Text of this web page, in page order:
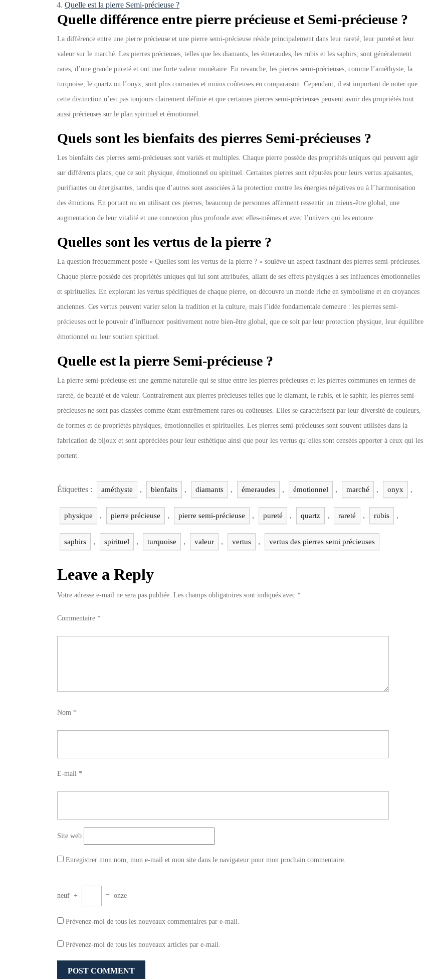
Quelle est la pierre Semi-précieuse ?
Quelle différence entre pierre précieuse et Semi-précieuse ?
La différence entre une pierre précieuse et une pierre semi-précieuse réside principalement dans leur rareté, leur pureté et leur
valeur sur le marché. Les pierres précieuses, telles que les diamants, les émeraudes, les rubis et les saphirs, sont généralement
rares, d’une grande pureté et ont une forte valeur monétaire. En revanche, les pierres semi-précieuses, comme l’améthyste, la
turquoise, le quartz ou l’onyx, sont plus courantes et moins coûteuses en comparaison. Cependant, il est important de noter que
cette distinction n’est pas toujours clairement définie et que certaines pierres semi-précieuses peuvent avoir des propriétés tout
aussi précieuses sur le plan spirituel et émotionnel.
Quels sont les bienfaits des pierres Semi-précieuses ?
Les bienfaits des pierres semi-précieuses sont variés et multiples. Chaque pierre possède des propriétés uniques qui peuvent agir
sur différents plans, que ce soit physique, émotionnel ou spirituel. Certaines pierres sont réputées pour leurs vertus apaisantes,
purifiantes ou énergisantes, tandis que d’autres sont associées à la protection contre les énergies négatives ou à l’harmonisation
des émotions. En portant ou en utilisant ces pierres, beaucoup de personnes affirment ressentir un mieux-être global, une
augmentation de leur vitalité et une connexion plus profonde avec elles-mêmes et avec l’univers qui les entoure.
Quelles sont les vertus de la pierre ?
La question fréquemment posée « Quelles sont les vertus de la pierre ? » soulève un aspect fascinant des pierres semi-précieuses.
Chaque pierre possède des propriétés uniques qui lui sont attribuées, allant de ses effets physiques à ses influences émotionnelles
et spirituelles. En explorant les vertus spécifiques de chaque pierre, on découvre un monde riche en symbolisme et en croyances
anciennes. Ces vertus peuvent varier selon la tradition et la culture, mais l’idée fondamentale demeure : les pierres semi-
précieuses ont le pouvoir d’influencer positivement notre bien-être global, que ce soit par leur protection physique, leur équilibre
émotionnel ou leur soutien spirituel.
Quelle est la pierre Semi-précieuse ?
La pierre semi-précieuse est une gemme naturelle qui se situe entre les pierres précieuses et les pierres communes en termes de
rareté, de beauté et de valeur. Contrairement aux pierres précieuses telles que le diamant, le rubis, et le saphir, les pierres semi-
précieuses ne sont pas classées comme étant extrêmement rares ou coûteuses. Elles se caractérisent par leur diversité de couleurs,
de formes et de propriétés physiques, émotionnelles et spirituelles. Les pierres semi-précieuses sont souvent utilisées dans la
fabrication de bijoux et sont appréciées pour leur esthétique ainsi que pour les vertus qu’elles sont censées apporter à ceux qui les
portent.
Étiquettes : améthyste , bienfaits , diamants , émeraudes , émotionnel , marché , onyx ,
physique , pierre précieuse , pierre semi-précieuse , pureté , quartz , rareté , rubis ,
saphirs , spirituel , turquoise , valeur , vertus , vertus des pierres semi précieuses
Leave a Reply
Votre adresse e-mail ne sera pas publiée. Les champs obligatoires sont indiqués avec *
Commentaire *
Nom *
E-mail *
Site web
Enregistrer mon nom, mon e-mail et mon site dans le navigateur pour mon prochain commentaire.
neuf + = onze
Prévenez-moi de tous les nouveaux commentaires par e-mail.
Prévenez-moi de tous les nouveaux articles par e-mail.